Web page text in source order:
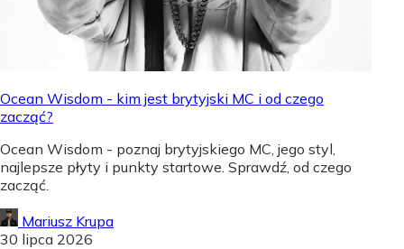
Ocean Wisdom - kim jest brytyjski MC i od czego
zacząć?
Ocean Wisdom - poznaj brytyjskiego MC, jego styl,
najlepsze płyty i punkty startowe. Sprawdź, od czego
zacząć.
Mariusz Krupa
30 lipca 2026